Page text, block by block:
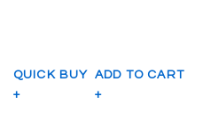
315.000 ₫.
QUICK BUY
+
ADD TO CART
+